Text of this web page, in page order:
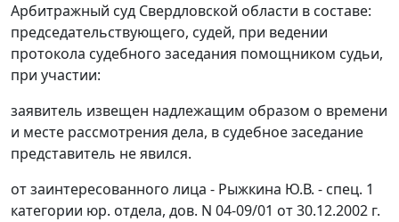
Арбитражный суд Свердловской области в составе:
председательствующего, судей, при ведении
протокола судебного заседания помощником судьи,
при участии:
заявитель извещен надлежащим образом о времени
и месте рассмотрения дела, в судебное заседание
представитель не явился.
от заинтересованного лица - Рыжкина Ю.В. - спец. 1
категории юр. отдела, дов. N 04-09/01 от 30.12.2002 г.